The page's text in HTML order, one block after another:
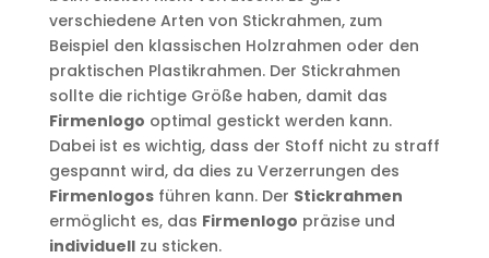
verschiedene Arten von Stickrahmen, zum
Beispiel den klassischen Holzrahmen oder den
praktischen Plastikrahmen. Der Stickrahmen
sollte die richtige Größe haben, damit das
Firmenlogo optimal gestickt werden kann.
Dabei ist es wichtig, dass der Stoff nicht zu straff
gespannt wird, da dies zu Verzerrungen des
Firmenlogosführen kann. Der Stickrahmen
ermöglicht es, das Firmenlogo präzise und
individuellzu sticken.